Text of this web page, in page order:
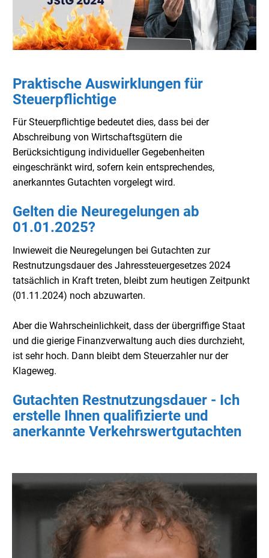
Praktische Auswirklungen für
Steuerpflichtige
Für Steuerpflichtige bedeutet dies, dass bei der
Abschreibung von Wirtschaftsgütern die
Berücksichtigung individueller Gegebenheiten
eingeschränkt wird, sofern kein entsprechendes,
anerkanntes Gutachten vorgelegt wird.
Gelten die Neuregelungen ab
01.01.2025?
Inwieweit die Neuregelungen bei Gutachten zur
Restnutzungsdauer des Jahressteuergesetzes 2024
tatsächlich in Kraft treten, bleibt zum heutigen Zeitpunkt
(01.11.2024) noch abzuwarten.
Aber die Wahrscheinlichkeit, dass der übergriffige Staat
und die gierige Finanzverwaltung auch dies durchzieht,
ist sehr hoch. Dann bleibt dem Steuerzahler nur der
Klageweg.
Gutachten Restnutzungsdauer - Ich
erstelle Ihnen qualifizierte und
anerkannte Verkehrswertgutachten